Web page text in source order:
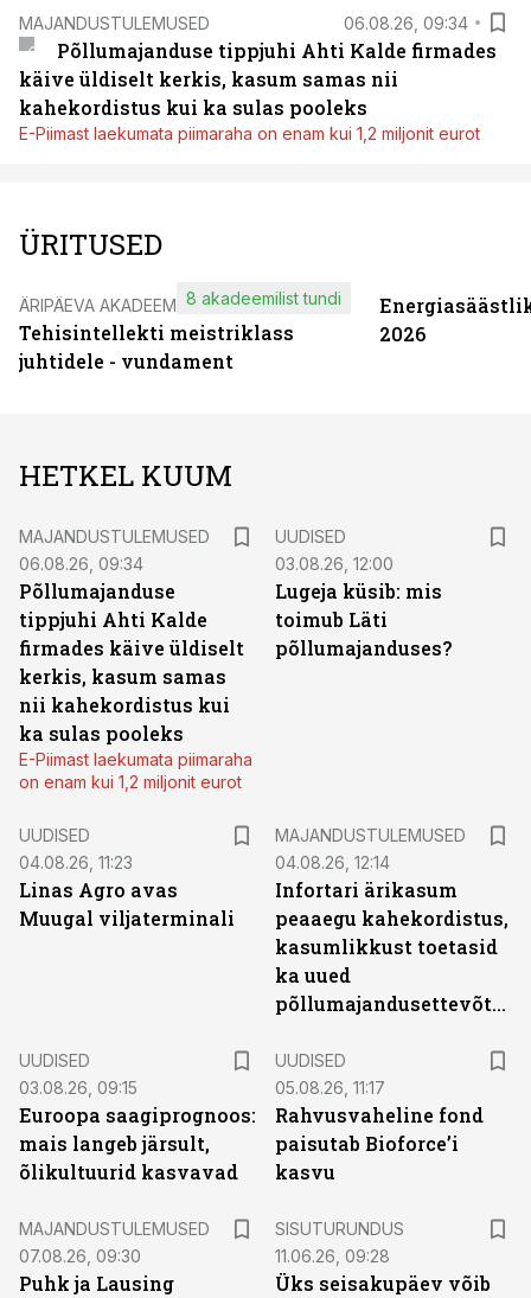
MAJANDUSTULEMUSED 06.08.26, 09:34
Põllumajanduse tippjuhi Ahti Kalde firmades
käive üldiselt kerkis, kasum samas nii
kahekordistus kui ka sulas pooleks
E-Piimast laekumata piimaraha on enam kui 1,2 miljonit eurot
ÜRITUSED
ÄRIPÄEVA AKADEEMIA
Tehisintellekti meistriklass
juhtidele - vundament
8 akadeemilist tundi
2026
HETKEL KUUM
MAJANDUSTULEMUSED
06.08.26, 09:34
Põllumajanduse
tippjuhi Ahti Kalde
firmades käive üldiselt
kerkis, kasum samas
nii kahekordistus kui
ka sulas pooleks
E-Piimast laekumata piimaraha
on enam kui 1,2 miljonit eurot
UUDISED
03.08.26, 12:00
Lugeja küsib: mis
toimub Läti
põllumajanduses?
UUDISED
04.08.26, 11:23
Linas Agro avas
Muugal viljaterminali
MAJANDUSTULEMUSED
04.08.26, 12:14
Infortari ärikasum
peaaegu kahekordistus,
kasumlikkust toetasid
ka uued
põllumajandusettevõtted
UUDISED
03.08.26, 09:15
Euroopa saagiprognoos:
mais langeb järsult,
õlikultuurid kasvavad
UUDISED
05.08.26, 11:17
Rahvusvaheline fond
paisutab Bioforce’i
kasvu
MAJANDUSTULEMUSED
07.08.26, 09:30
Puhk ja Lausing
SISUTURUNDUS
11.06.26, 09:28
Üks seisakupäev võib